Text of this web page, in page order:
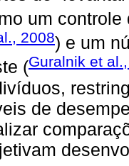
um
2008) e um
(Guralnik et
de